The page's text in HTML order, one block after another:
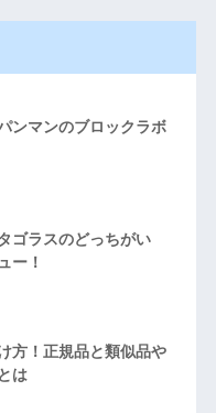
ンマンのブロックラボ
ゴラスのどっちがい
ー！
方！正規品と類似品や
は